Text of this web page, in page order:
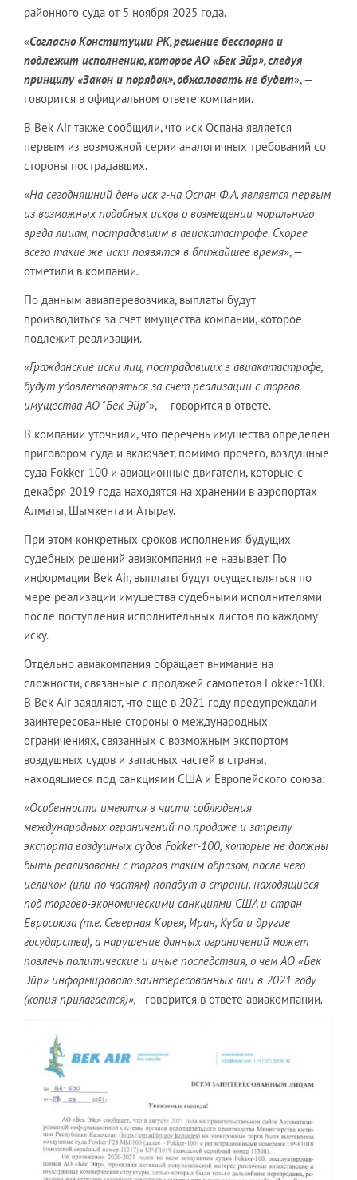
районного суда от 5 ноября 2025 года.
«Согласно Конституции РК,решение бесспорно и
подлежит исполнению, которое АО «Бек Эйр», следуя
принципу«Закон и порядок», обжаловать не будет», —
говорится в официальном ответе компании.
В Bek Air также сообщили, что иск Оспана является
первым из возможной серии аналогичных требований со
стороны пострадавших.
«На сегодняшний день иск г-на Оспан Ф.А. является первым
из возможных подобных исков о возмещении морального
вреда лицам, пострадавшим в авиакатастрофе. Скорее
всего такие же иски появятся в ближайшее время», —
отметили в компании.
По данным авиаперевозчика, выплаты будут
производиться за счет имущества компании, которое
подлежит реализации.
«Гражданские иски лиц, пострадавших в авиакатастрофе,
будут удовлетворяться за счет реализации с торгов
имущества АО "Бек Эйр"», — говорится в ответе.
В компании уточнили, что перечень имущества определен
приговором суда и включает, помимо прочего, воздушные
суда Fokker-100 и авиационные двигатели, которые с
декабря 2019 года находятся на хранении в аэропортах
Алматы, Шымкента и Атырау.
При этом конкретных сроков исполнения будущих
судебных решений авиакомпания не называет. По
информации Bek Air, выплаты будут осуществляться по
мере реализации имущества судебными исполнителями
после поступления исполнительных листов по каждому
иску.
Отдельно авиакомпания обращает внимание на
сложности, связанные с продажей самолетов Fokker-100.
В Bek Air заявляют, что еще в 2021 году предупреждали
заинтересованные стороны о международных
ограничениях, связанных с возможным экспортом
воздушных судов и запасных частей в страны,
находящиеся под санкциями США и Европейского союза:
«Особенности имеются в части соблюдения
международных ограничений по продаже и запрету
экспорта воздушных судов Fokker-100, которые не должны
быть реализованы с торгов таким образом, после чего
целиком (или по частям) попадут в страны, находящиеся
под торгово-экономическими санкциями США и стран
Евросоюза (т.е. Северная Корея, Иран, Куба и другие
государства), а нарушение данных ограничений может
повлечь политические и иные последствия, о чем АО «Бек
Эйр» информировало заинтересованных лиц в 2021 году
(копия прилагается)», - говорится в ответе авиакомпании.